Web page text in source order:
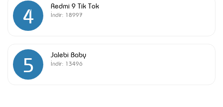
4 Redmi 9 Tik Tok
İndir: 18997
5 Jalebi Baby
İndir: 13496